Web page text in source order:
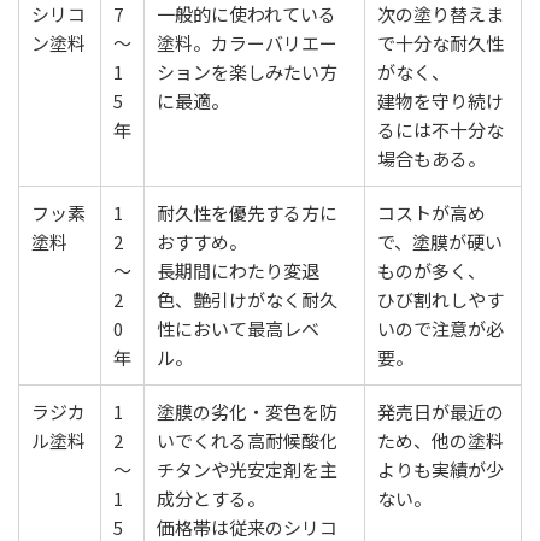
シリコ
ン塗料
7
〜
1
5
年
一般的に使われている
塗料。カラーバリエー
ションを楽しみたい方
に最適。
次の塗り替えま
で十分な耐久性
がなく、
建物を守り続け
るには不十分な
場合もある。
フッ素
塗料
1
2
〜
2
0
年
耐久性を優先する方に
おすすめ。
長期間にわたり変退
色、艶引けがなく耐久
性において最高レベ
ル。
コストが高め
で、塗膜が硬い
ものが多く、
ひび割れしやす
いので注意が必
要。
ラジカ
ル塗料
1
2
〜
1
5
塗膜の劣化・変色を防
いでくれる高耐候酸化
チタンや光安定剤を主
成分とする。
価格帯は従来のシリコ
発売日が最近の
ため、他の塗料
よりも実績が少
ない。